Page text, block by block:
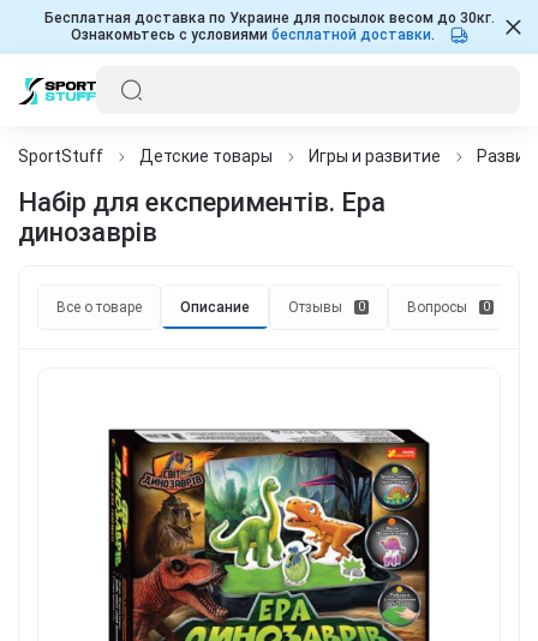
Бесплатная доставка по Украине для посылок весом до 30кг.
Ознакомьтесь с условиями бесплатной доставки.
SportStuff Детские товары Игры и развитие
Набір для експериментів. Ера
динозаврів
Все о товаре Описание Отзывы 0 Вопросы 0